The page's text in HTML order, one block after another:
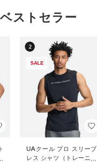
ベストセラー
2
SALE
UAクール プロ スリーブ
レス シャツ（トレーニン